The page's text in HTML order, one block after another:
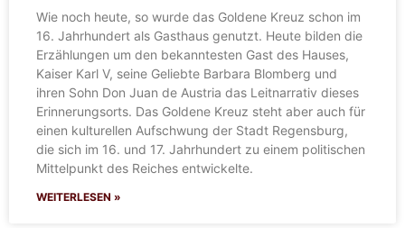
Wie noch heute, so wurde das Goldene Kreuz schon im
16. Jahrhundert als Gasthaus genutzt. Heute bilden die
Erzählungen um den bekanntesten Gast des Hauses,
Kaiser Karl V, seine Geliebte Barbara Blomberg und
ihren Sohn Don Juan de Austria das Leitnarrativ dieses
Erinnerungsorts. Das Goldene Kreuz steht aber auch für
einen kulturellen Aufschwung der Stadt Regensburg,
die sich im 16. und 17. Jahrhundert zu einem politischen
Mittelpunkt des Reiches entwickelte.
WEITERLESEN »